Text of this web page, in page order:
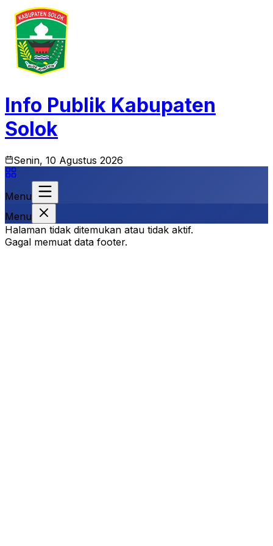
Info Publik Kabupaten
Solok
Senin, 10 Agustus 2026
Menu
Menu
Halaman tidak ditemukan atau tidak aktif.
Gagal memuat data footer.